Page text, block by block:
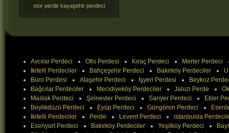
stor perde kayaşehir perdeci
Avcılar Perdeci Ofis Perdesi Kıraç Perdeci
Merter Perdeci
İkitelli Perdeciler
Bahçeşehir Perdeci Bakirköy Perdeciler
Büro Perdesi
Ataşehir Perdeci İşyeri Perdesi
Beykoz
Bağcılar Perdeciler
Mecidiyeköy Perdeciler Jaluzi Perde
Maslak Perdeci
Şirinevler Perdeci Sarıyer Perdeci
Etiler
Beylikdüzü Perdeci
Eyüp Perdeci Güngören Perdeci
İkitelli Perdeciler
Perde Levent Perdeci
istanbulda
Esenyurt Perdeci
Bakırköy Perdeciler Yeşilköy Perdeci